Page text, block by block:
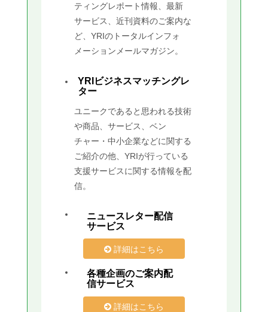
ティングレポート情報、最新
サービス、近刊資料のご案内な
ど、YRIのトータルインフォ
メーションメールマガジン。
YRIビジネスマッチングレ
ター
ユニークであると思われる技術
や商品、サービス、ベン
チャー・中小企業などに関する
ご紹介の他、YRIが行っている
支援サービスに関する情報を配
信。
ニュースレター配信
サービス
詳細はこちら
各種企画のご案内配
信サービス
詳細はこちら